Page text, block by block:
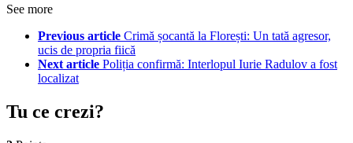
See more
Previous article Crimă șocantă la Florești: Un tată agresor,
ucis de propria fiică
Next article Poliția confirmă: Interlopul Iurie Radulov a fost
localizat
Tu ce crezi?